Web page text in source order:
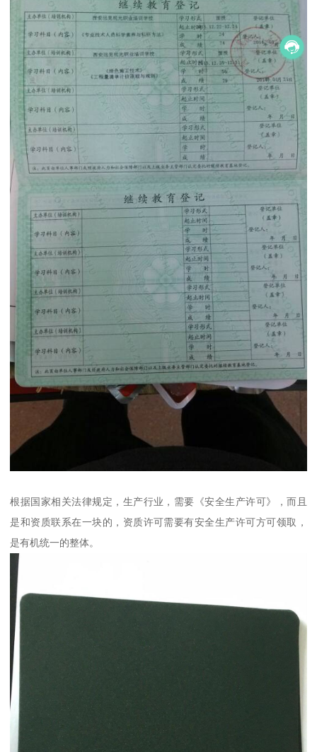
根据国家相关法律规定，生产行业，需要《安全生产许可》，而且
是和资质联系在一块的，资质许可需要有安全生产许可方可领取，
是有机统一的整体。